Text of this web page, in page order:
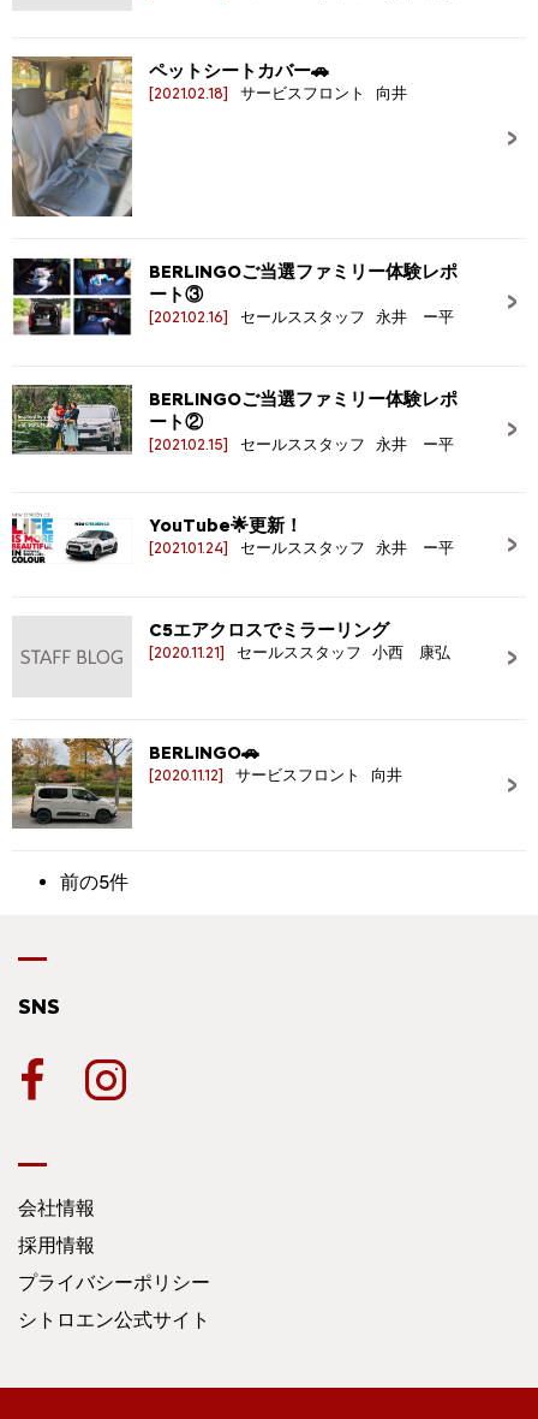
ペットシートカバー🚗
[2021.02.18] サービスフロント 向井
BERLINGOご当選ファミリー体験レポ
ート③
[2021.02.16] セールススタッフ 永井 ー平
BERLINGOご当選ファミリー体験レポ
ート②
[2021.02.15] セールススタッフ 永井 ー平
YouTube🌟更新！
[2021.01.24] セールススタッフ 永井 ー平
C5エアクロスでミラーリング
[2020.11.21] セールススタッフ 小西 康弘
BERLINGO🚗
[2020.11.12] サービスフロント 向井
前の5件
SNS
会社情報
採用情報
プライバシーポリシー
シトロエン公式サイト